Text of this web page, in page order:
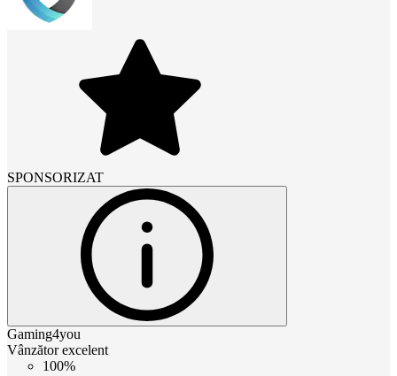
SPONSORIZAT
Gaming4you
Vânzător excelent
100%